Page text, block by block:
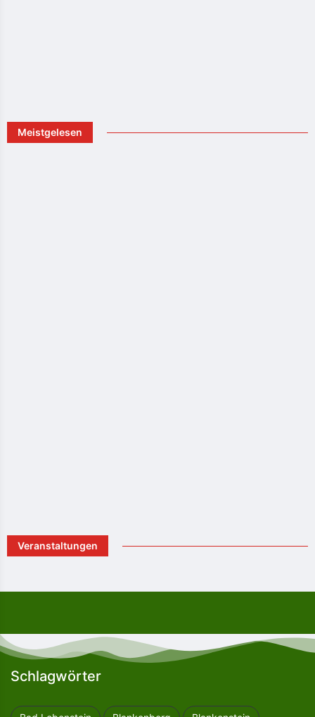
Meistgelesen
Veranstaltungen
Schlagwörter